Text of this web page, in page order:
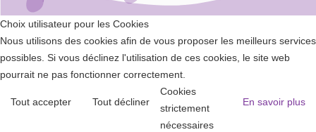
Choix utilisateur pour les Cookies
Nous utilisons des cookies afin de vous proposer les meilleurs services
possibles. Si vous déclinez l'utilisation de ces cookies, le site web
pourrait ne pas fonctionner correctement.
Tout accepter Tout décliner En savoir plus
Cookies
strictement
nécessaires